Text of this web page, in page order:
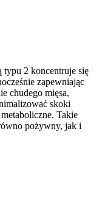
typu 2 koncentruje się
zapewniając
chudego mięsa,
skoki
Takie
pożywny, jak i